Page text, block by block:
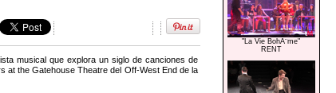
musical que explora un siglo de canciones de
at the Gatehouse Theatre del Off-West End de la
"La Vie BohÃ¨me"
RENT